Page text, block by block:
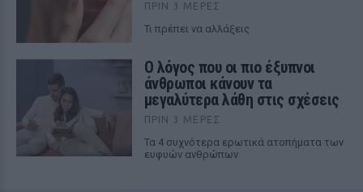
ΠΡΙΝ 3 ΜΈΡΕΣ
Τι πρέπει να αλλάξεις
Ο λόγος που οι πιο έξυπνοι
άνθρωποι κάνουν τα
μεγαλύτερα λάθη στις σχέσεις
ΠΡΙΝ 3 ΜΈΡΕΣ
Τα 4 συχνότερα ερωτικά ατοπήματα των
ευφυών ανθρώπων